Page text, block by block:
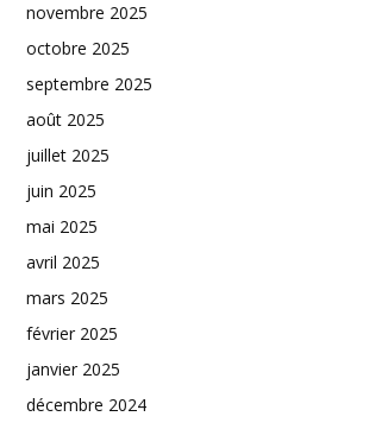
novembre 2025
octobre 2025
septembre 2025
août 2025
juillet 2025
juin 2025
mai 2025
avril 2025
mars 2025
février 2025
janvier 2025
décembre 2024